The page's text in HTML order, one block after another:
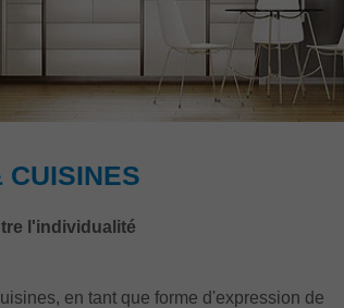
CUISINES
l'individualité
en tant que forme d'expression de